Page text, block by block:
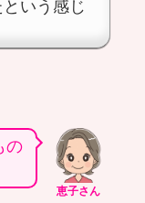
いう感じ
恵子さん
の